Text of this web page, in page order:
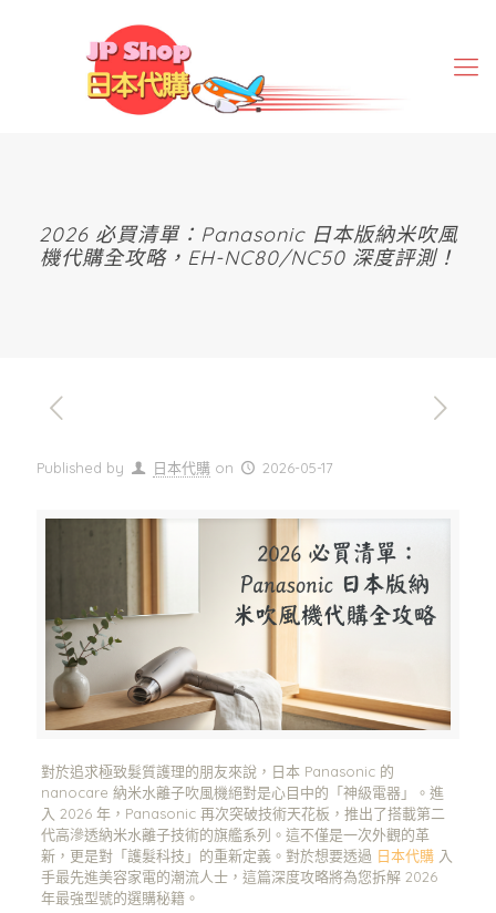
2026 必買清單：Panasonic 日本版納米吹風
機代購全攻略，EH-NC80/NC50 深度評測！
Published by 日本代購 on 2026-05-17
對於追求極致髮質護理的朋友來說，日本 Panasonic 的
nanocare 納米水離子吹風機絕對是心目中的「神級電器」。進
入 2026 年，Panasonic 再次突破技術天花板，推出了搭載第二
代高滲透納米水離子技術的旗艦系列。這不僅是一次外觀的革
新，更是對「護髮科技」的重新定義。對於想要透過 日本代購入
手最先進美容家電的潮流人士，這篇深度攻略將為您拆解 2026
年最強型號的選購秘籍。